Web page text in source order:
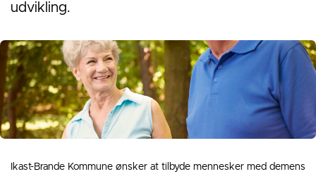
udvikling.
Ikast-Brande Kommune ønsker at tilbyde mennesker med demens